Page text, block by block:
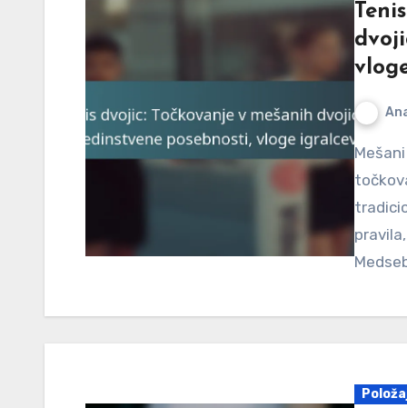
Mešani dvojici v tenisu predstavljajo edinstven sistem